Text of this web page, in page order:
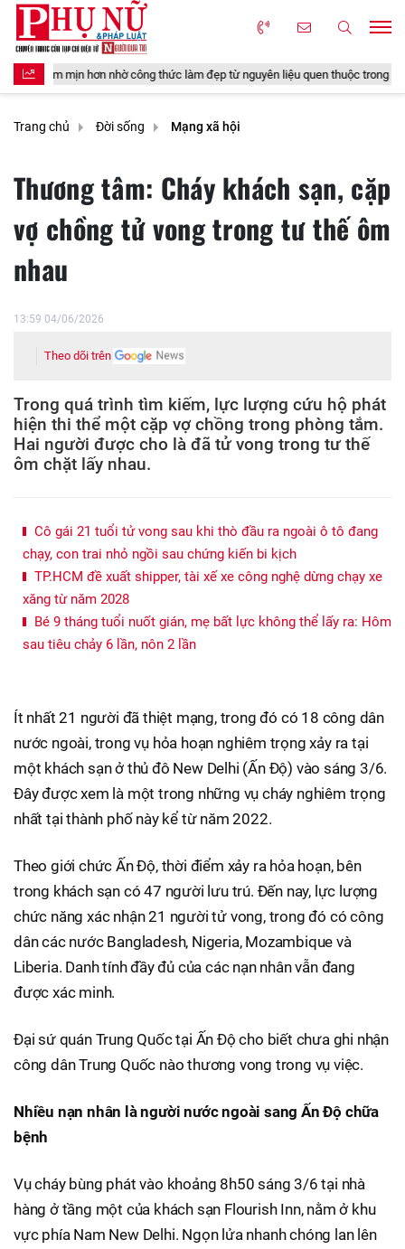
thức làm đẹp từ nguyên liệu quen thuộc trong gian bếp 4 món
Trang chủ Đời sống Mạng xã hội
Thương tâm: Cháy khách sạn, cặp
vợ chồng tử vong trong tư thế ôm
nhau
13:59 04/06/2026
Theo dõi trên
Trong quá trình tìm kiếm, lực lượng cứu hộ phát
hiện thi thể một cặp vợ chồng trong phòng tắm.
Hai người được cho là đã tử vong trong tư thế
ôm chặt lấy nhau.
Cô gái 21 tuổi tử vong sau khi thò đầu ra ngoài ô tô đang
chạy, con trai nhỏ ngồi sau chứng kiến bi kịch
TP.HCM đề xuất shipper, tài xế xe công nghệ dừng chạy xe
xăng từ năm 2028
Bé 9 tháng tuổi nuốt gián, mẹ bất lực không thể lấy ra: Hôm
sau tiêu chảy 6 lần, nôn 2 lần
Ít nhất 21 người đã thiệt mạng, trong đó có 18 công dân
nước ngoài, trong vụ hỏa hoạn nghiêm trọng xảy ra tại
một khách sạn ở thủ đô New Delhi (Ấn Độ) vào sáng 3/6.
Đây được xem là một trong những vụ cháy nghiêm trọng
nhất tại thành phố này kể từ năm 2022.
Theo giới chức Ấn Độ, thời điểm xảy ra hỏa hoạn, bên
trong khách sạn có 47 người lưu trú. Đến nay, lực lượng
chức năng xác nhận 21 người tử vong, trong đó có công
dân các nước Bangladesh, Nigeria, Mozambique và
Liberia. Danh tính đầy đủ của các nạn nhân vẫn đang
được xác minh.
Đại sứ quán Trung Quốc tại Ấn Độ cho biết chưa ghi nhận
công dân Trung Quốc nào thương vong trong vụ việc.
Nhiều nạn nhân là người nước ngoài sang Ấn Độ chữa
bệnh
Vụ cháy bùng phát vào khoảng 8h50 sáng 3/6 tại nhà
hàng ở tầng một của khách sạn Flourish Inn, nằm ở khu
vực phía Nam New Delhi. Ngọn lửa nhanh chóng lan lên